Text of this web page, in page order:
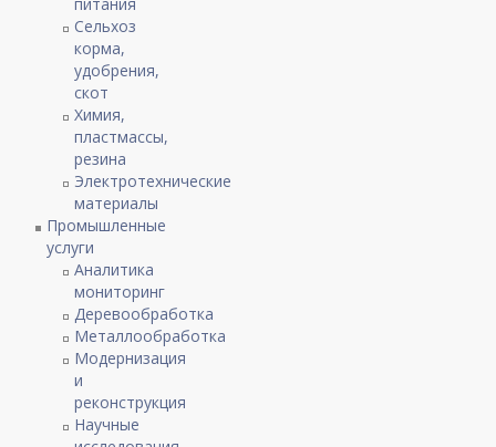
Сельхоз
корма,
удобрения,
скот
Химия,
пластмассы,
резина
Электротехнические
материалы
Промышленные
услуги
Аналитика
мониторинг
Деревообработка
Металлообработка
Модернизация
и
реконструкция
Научные